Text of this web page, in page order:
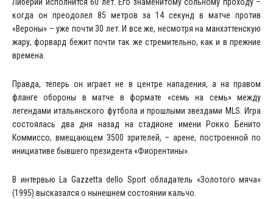
когда он преодолел 85 метров за 14 секунд в матче против
«Вероны» – уже почти 30 лет. И все же, несмотря на манхэттенскую
жару, форвард бежит почти так же стремительно, как и в прежние
времена.
Правда, теперь он играет не в центре нападения, а на правом
фланге обороны в матче в формате «семь на семь» между
легендами итальянского футбола и прошлыми звездами MLS. Игра
состоялась два дня назад на стадионе имени Рокко Бенито
Коммиссо, вмещающем 3500 зрителей, – арене, построенной по
инициативе бывшего президента «Фиорентины».
В интервью La Gazzetta dello Sport обладатель «Золотого мяча»
(1995) высказался о нынешнем состоянии кальчо.